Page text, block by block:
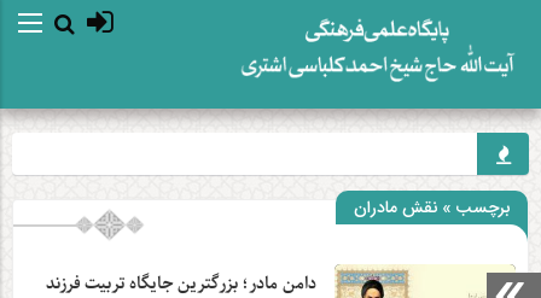
برچسب » نقش مادران
دامن مادر؛ بزرگترین جایگاه تربیت فرزند